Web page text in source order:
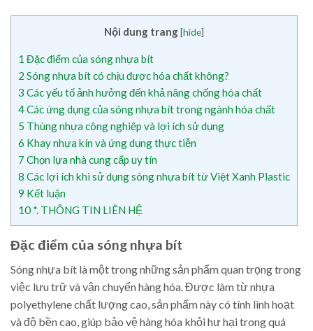
Nội dung trang[hide]
1 Đặc điểm của sóng nhựa bít
2 Sóng nhựa bít có chịu được hóa chất không?
3 Các yếu tố ảnh hưởng đến khả năng chống hóa chất
4Các ứng dụng của sóng nhựa bít trong ngành hóa chất
5 Thùng nhựa công nghiệp và lợi ích sử dụng
6 Khay nhựa kín và ứng dụng thực tiễn
7 Chọn lựa nhà cung cấp uy tín
8 Các lợi ích khi sử dụng sóng nhựa bít từ Việt Xanh Plastic
9 Kết luận
10 *. THÔNG TIN LIÊN HỆ
Đặc điểm của sóng nhựa bít
Sóng nhựa bít là một trong những sản phẩm quan trọng trong
việc lưu trữ và vận chuyển hàng hóa. Được làm từ nhựa
polyethylene chất lượng cao, sản phẩm này có tính linh hoạt
và độ bền cao, giúp bảo vệ hàng hóa khỏi hư hại trong quá